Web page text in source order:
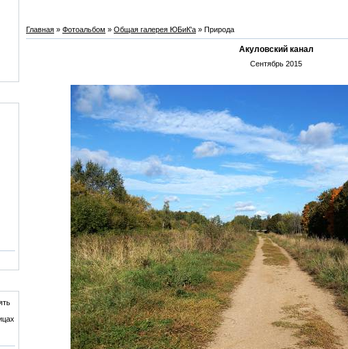
Главная » Фотоальбом » Общая галерея ЮБиК'a » Природа
Акуловский канал
Сентябрь 2015